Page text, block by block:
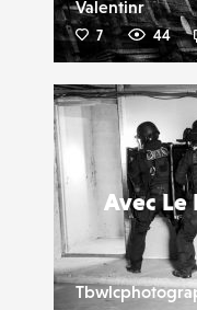
Valentinr
7 44
Avec Le